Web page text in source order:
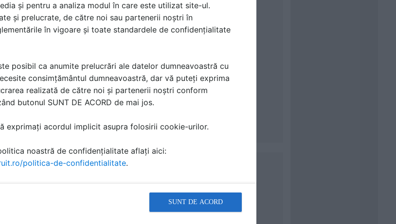
și pentru a analiza modul în care este utilizat site-ul.
și prelucrate, de către noi sau partenerii noștri în
în vigoare și toate standardele de confidențialitate
posibil ca anumite prelucrări ale datelor dumneavoastră cu
consimțământul dumneavoastră, dar vă puteți exprima
realizată de către noi și partenerii noștri conform
butonul SUNT DE ACORD de mai jos.
exprimați acordul implicit asupra folosirii cookie-urilor.
noastră de confidențialitate aflați aici:
politica-de-confidentialitate.
SUNT DE ACORD